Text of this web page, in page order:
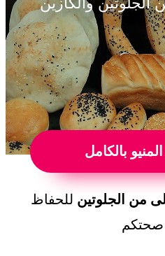
بالكامل
من الجلوتين للحفاظ